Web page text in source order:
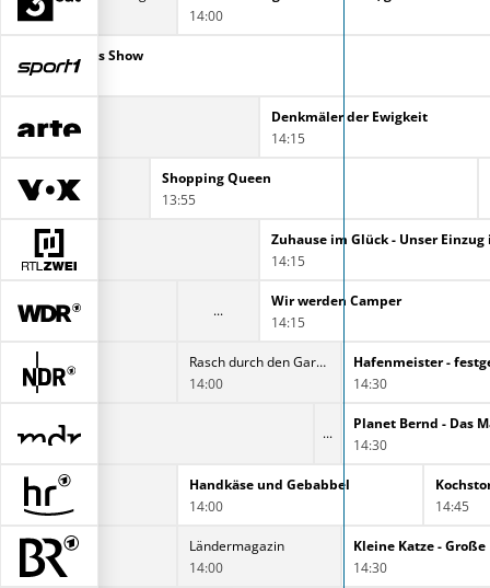
13:30
14:00
SPORT1 Darts Show
Denkmäler der Ewigkeit
14:15
Shopping Queen
13:55
Zuhause im Glück - Unser
14:15
Wir werden Camper
14:15
Rasch durch den Garten
14:00
14:30
14:30
Handkäse und Gebabbel
14:00
14:45
Ländermagazin
14:00
Kleine Katze -
14:30